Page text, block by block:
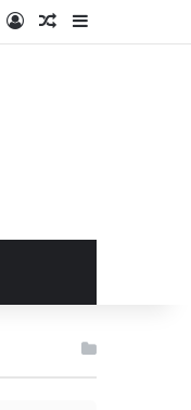
Kayıt OlRastgele Makale
Kenar